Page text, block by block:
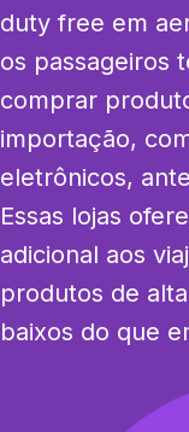
duty free em
os passageiros
comprar
importação,
eletrônicos,
Essas lojas
adicional aos
produtos de
baixos do que